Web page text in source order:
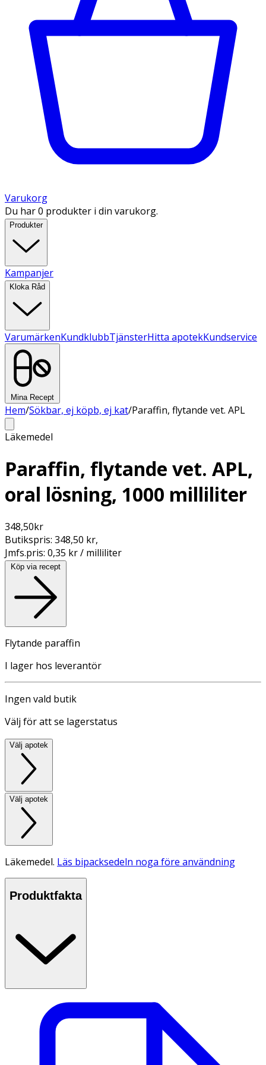
Varukorg
Du har 0 produkter i din varukorg.
Produkter
Kampanjer
Kloka Råd
VarumärkenKundklubbTjänsterHitta apotekKundservice
Mina Recept
Hem/Sökbar, ej köpb, ej kat/Paraffin, flytande vet. APL
Läkemedel
Paraffin, flytande vet. APL,
oral lösning, 1000 milliliter
348,50kr
Butikspris: 348,50 kr,
Jmfs.pris: 0,35 kr / milliliter
Köp via recept
Flytande paraffin
I lager hos leverantör
Ingen vald butik
Välj för att se lagerstatus
Välj apotek
Välj apotek
Läkemedel. Läs bipacksedeln noga före användning
Produktfakta